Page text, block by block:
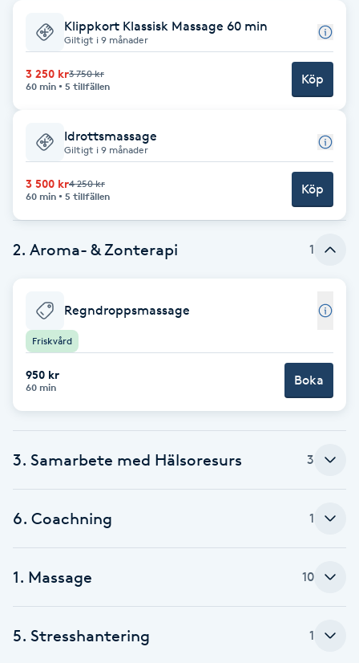
Babylights
Balayage
Barber
BIAB
Blowout
Bottenfärg
Brynformning
Brynfärgning
Bröllopsuppsättning
C
Celluliter
Coachning
Klippkort Klassisk Massage 60 min
Giltigt i 9 månader
3 250 kr3 750 kr
60 min
5 tillfällen Köp
Idrottsmassage
Giltigt i 9 månader
3 500 kr4 250 kr
60 min
5 tillfällen Köp
2. Aroma- & Zonterapi 1
Regndroppsmassage
Friskvård
950 kr
60 min Boka
3. Samarbete med Hälsoresurs 3
6. Coachning 1
1. Massage 10
5. Stresshantering 1